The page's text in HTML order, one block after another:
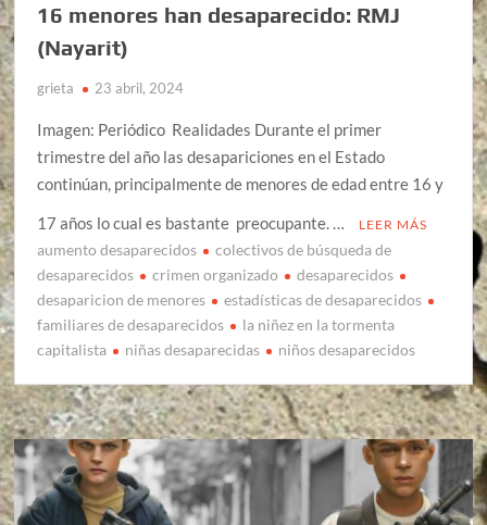
16 menores han desaparecido: RMJ
(Nayarit)
grieta 23 abril, 2024
Imagen: Periódico Realidades Durante el primer
trimestre del año las desapariciones en el Estado
continúan, principalmente de menores de edad entre 16 y
17 años lo cual es bastante preocupante. …
LEER MÁS
aumento desaparecidos
colectivos de búsqueda de
desaparecidos
crimen organizado
desaparecidos
desaparicion de menores
estadísticas de desaparecidos
familiares de desaparecidos
la niñez en la tormenta
capitalista
niñas desaparecidas niños desaparecidos